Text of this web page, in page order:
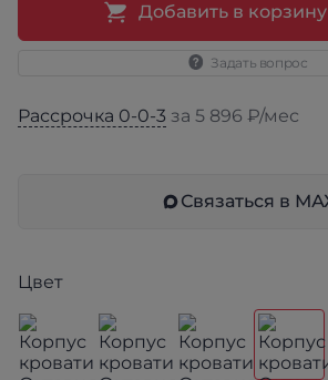
Добавить в корзину
Задать вопрос
Рассрочка 0-0-3 за 5 896 ₽/мес
Связаться в
Цвет